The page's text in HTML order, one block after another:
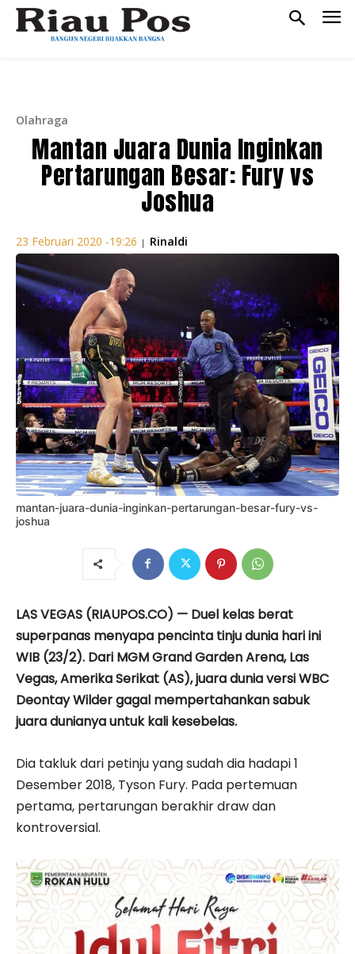
Olahraga
Mantan Juara Dunia Inginkan
Pertarungan Besar: Fury vs
Joshua
23 Februari 2020 -19:26 | Rinaldi
mantan-juara-dunia-inginkan-pertarungan-besar-fury-vs-
joshua
LAS VEGAS (RIAUPOS.CO) — Duel kelas berat
superpanas menyapa pencinta tinju dunia hari ini
WIB (23/2). Dari MGM Grand Garden Arena, Las
Vegas, Amerika Serikat (AS), juara dunia versi WBC
Deontay Wilder gagal mempertahankan sabuk
juara dunianya untuk kali kesebelas.
Dia takluk dari petinju yang sudah dia hadapi 1
Desember 2018, Tyson Fury. Pada pertemuan
pertama, pertarungan berakhir draw dan
kontroversial.